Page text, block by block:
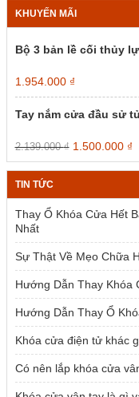
KHUYẾN MÃI
Bộ 3 bản lề cối thủy
Giá
gốc
là:
2.385.000 ₫.
1.954.000 ₫Giá
hiện
tại
Tay nắm cửa đầu sử
2.139.000₫ Giá
gốc
là:
1.500.000 ₫
TIN TỨC
Thay Ổ Khóa Cửa Hết
Nhất
Sự Thật Về Mẹo Chữa
Hướng Dẫn Thay Khóa
Hướng Dẫn Thay Ổ
Khóa cửa điện tử khác
Có nên lắp khóa cửa